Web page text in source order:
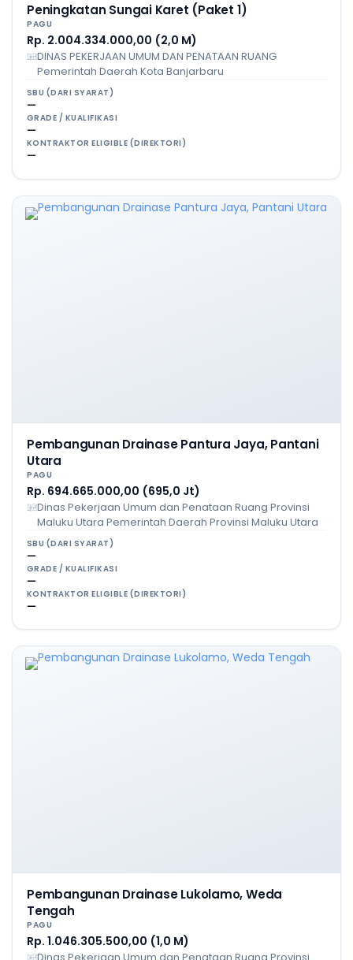
Peningkatan Sungai Karet (Paket 1)
PAGU
Rp. 2.004.334.000,00 (2,0 M)
DINAS PEKERJAAN UMUM DAN PENATAAN RUANG
Pemerintah Daerah Kota Banjarbaru
SBU (DARI SYARAT)
—
GRADE / KUALIFIKASI
—
KONTRAKTOR ELIGIBLE (DIREKTORI)
—
Pembangunan Drainase Pantura Jaya, Pantani
Utara
PAGU
Rp. 694.665.000,00 (695,0 Jt)
Dinas Pekerjaan Umum dan Penataan Ruang Provinsi
Maluku Utara Pemerintah Daerah Provinsi Maluku Utara
SBU (DARI SYARAT)
—
GRADE / KUALIFIKASI
—
KONTRAKTOR ELIGIBLE (DIREKTORI)
—
Pembangunan Drainase Lukolamo, Weda
Tengah
PAGU
Rp. 1.046.305.500,00 (1,0 M)